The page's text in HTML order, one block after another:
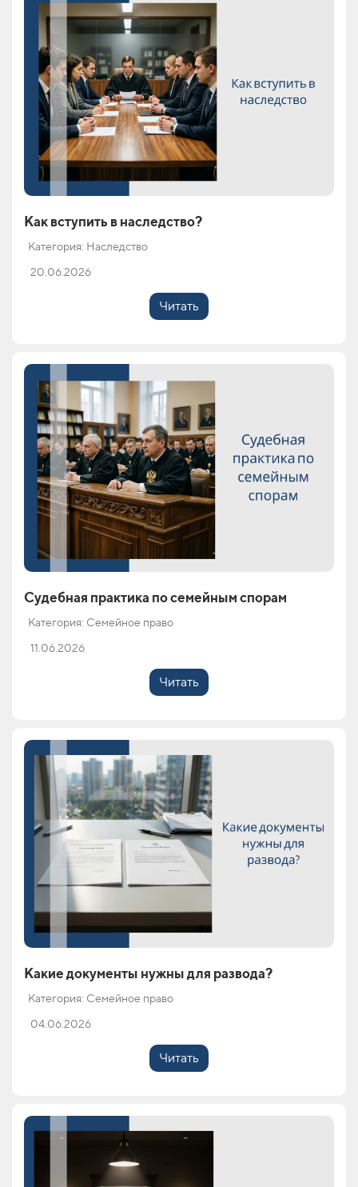
Как вступить в наследство?
Категория: Наследство
20.06.2026
Читать
Судебная практика по семейным спорам
Категория: Семейное право
11.06.2026
Читать
Какие документы нужны для развода?
Категория: Семейное право
04.06.2026
Читать